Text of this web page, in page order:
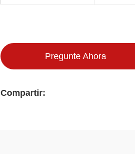
Pregunte Ahora
Compartir: